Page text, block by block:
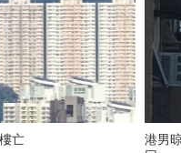
亡
港男晾衣